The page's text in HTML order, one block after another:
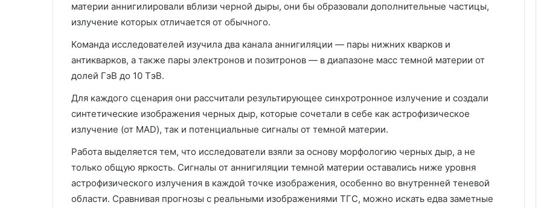
материи аннигилировали вблизи черной дыры, они бы образовали дополнительные частицы,
излучение которых отличается от обычного.
Команда исследователей изучила два канала аннигиляции — пары нижних кварков и
антикварков, а также пары электронов и позитронов — в диапазоне масс темной материи от
долей ГэВ до 10 ТэВ.
Для каждого сценария они рассчитали результирующее синхротронное излучение и создали
синтетические изображения черных дыр, которые сочетали в себе как астрофизическое
излучение (от MAD), так и потенциальные сигналы от темной материи.
Работа выделяется тем, что исследователи взяли за основу морфологию черных дыр, а не
только общую яркость. Сигналы от аннигиляции темной материи оставались ниже уровня
астрофизического излучения в каждой точке изображения, особенно во внутренней теневой
области. Сравнивая прогнозы с реальными изображениями ТГС, можно искать едва заметные